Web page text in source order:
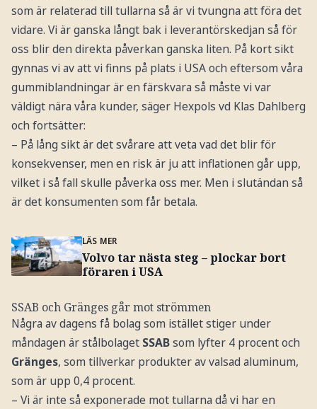
som är relaterad till tullarna så är vi tvungna att föra det
vidare. Vi är ganska långt bak i leverantörskedjan så för
oss blir den direkta påverkan ganska liten. På kort sikt
gynnas vi av att vi finns på plats i USA och eftersom våra
gummiblandningar är en färskvara så måste vi var
väldigt nära våra kunder, säger Hexpols vd Klas Dahlberg
och fortsätter:
– På lång sikt är det svårare att veta vad det blir för
konsekvenser, men en risk är ju att inflationen går upp,
vilket i så fall skulle påverka oss mer. Men i slutändan så
är det konsumenten som får betala.
LÄS MER
Volvo tar nästa steg – plockar bort
föraren i USA
SSAB och Gränges går mot strömmen
Några av dagens få bolag som istället stiger under
måndagen är stålbolaget SSABsom lyfter 4 procent och
Gränges, som tillverkar produkter av valsad aluminum,
som är upp 0,4 procent.
– Vi är inte så exponerade mot tullarna då vi har en